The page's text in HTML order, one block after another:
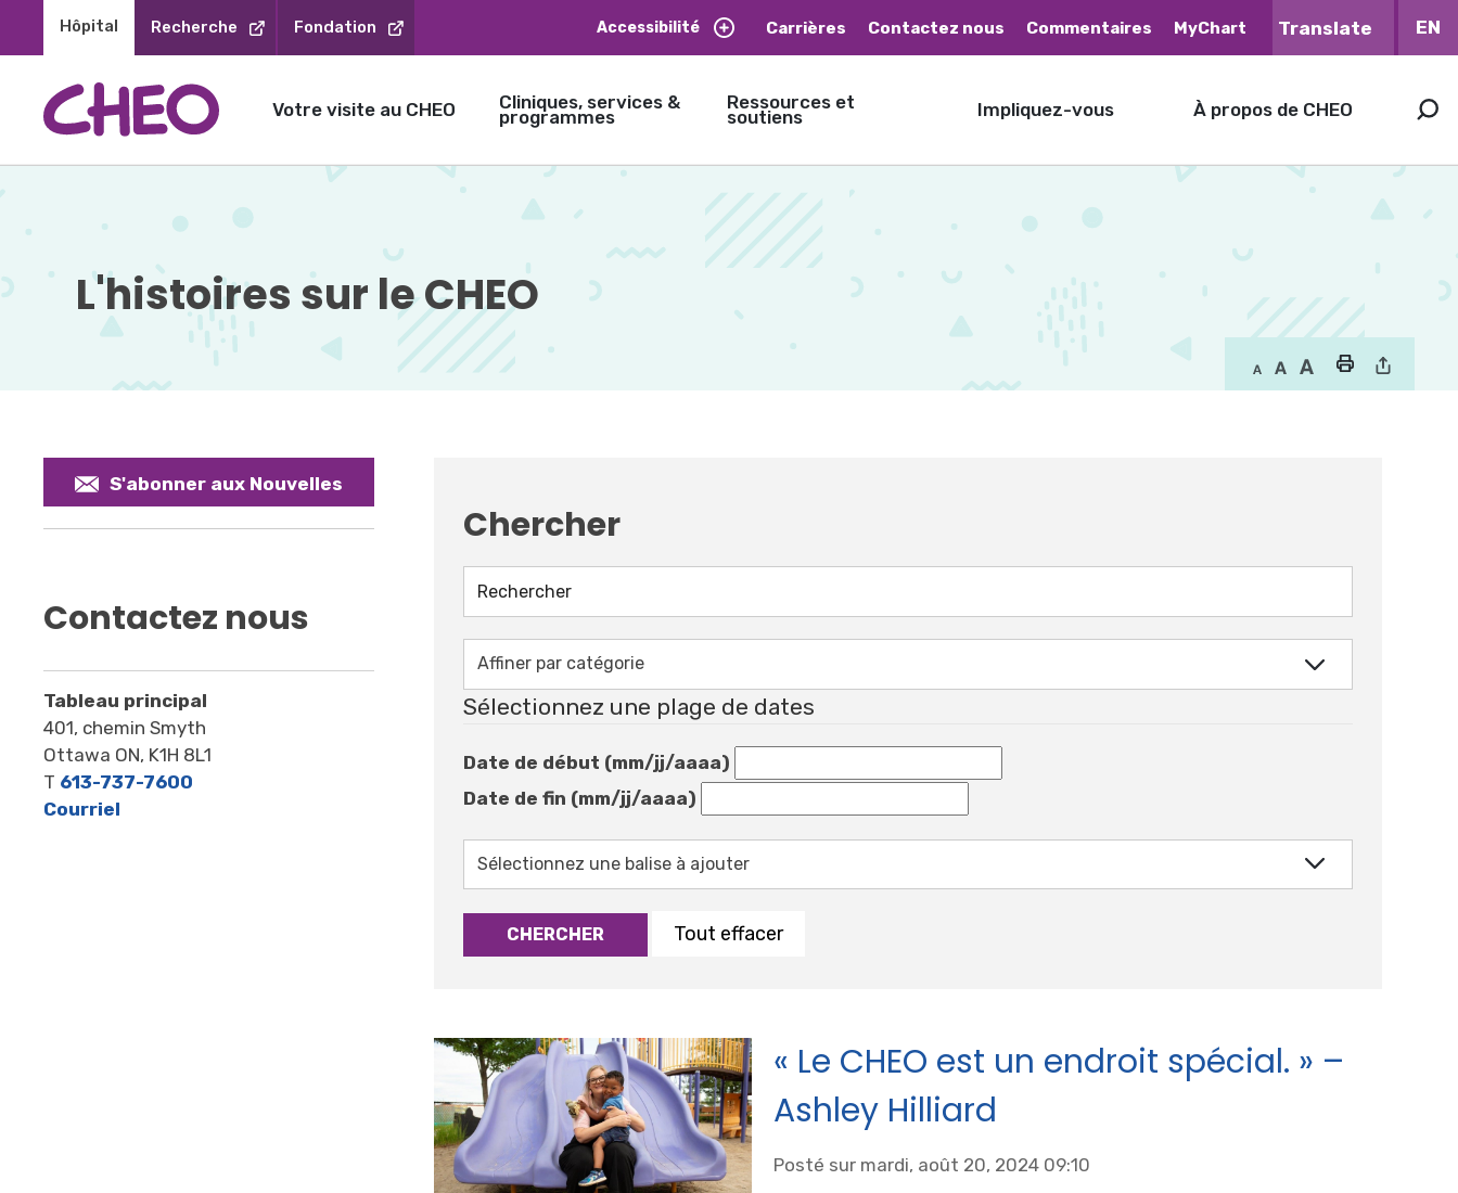
Hôpital Recherche Fondation Accessibilité Carrières Contactez nous Commentaires MyChart EN
Votre visite au CHEO Cliniques, services &
programmes
Ressources et
soutiens Impliquez-vous À propos de CHEO
L'histoires sur le CHEO
S'abonner aux Nouvelles
Contactez nous
Tableau principal
401, chemin Smyth
Ottawa ON, K1H 8L1
T 613-737-7600
Courriel
Chercher
Sélectionnez une plage de dates
Date de début (mm/jj/aaaa)
Date de fin (mm/jj/aaaa)
CHERCHER Tout effacer
« Le CHEO est un endroit spécial. » –
Ashley Hilliard
Posté sur mardi, août 20, 2024 09:10